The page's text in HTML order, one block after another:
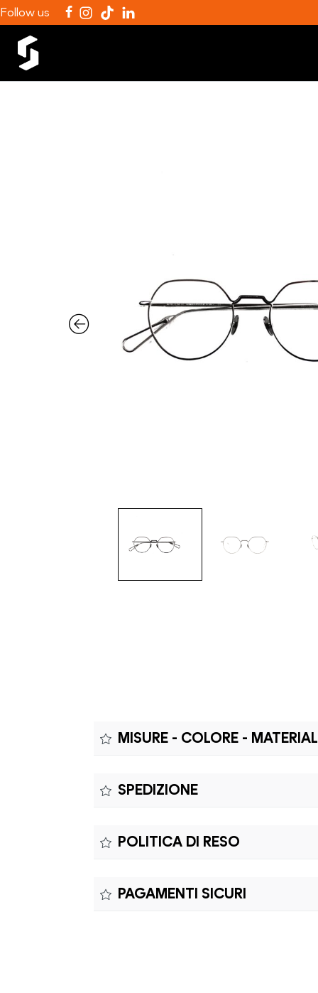
Follow us
MISURE - COLORE -
SPEDIZIONE
richiedere riparazioni o sostituzioni senza
POLITICA DI RESO
Il prodotto è coperto da garanzia legale di
PAGAMENTI SICURI